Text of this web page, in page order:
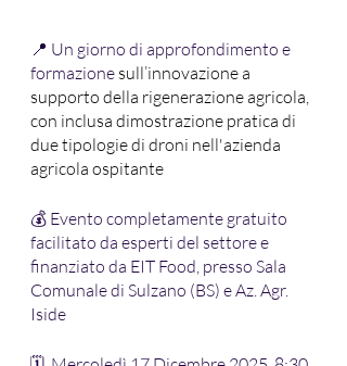
📍 Un giorno di approfondimento e
formazione sull’innovazione a
supporto della rigenerazione agricola,
con inclusa dimostrazione pratica di
due tipologie di droni nell'azienda
agricola ospitante
💰 Evento completamente gratuito
facilitato da esperti del settore e
finanziato da EIT Food, presso Sala
Comunale di Sulzano (BS) e Az. Agr.
Iside